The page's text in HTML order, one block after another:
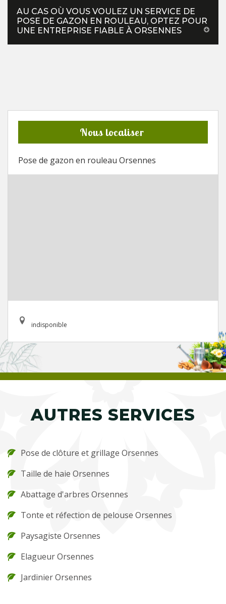
AU CAS OÙ VOUS VOULEZ UN SERVICE DE
POSE DE GAZON EN ROULEAU, OPTEZ POUR
UNE ENTREPRISE FIABLE À ORSENNES
Nous localiser
Pose de gazon en rouleau Orsennes
indisponible
AUTRES SERVICES
Pose de clôture et grillage Orsennes
Taille de haie Orsennes
Abattage d'arbres Orsennes
Tonte et réfection de pelouse Orsennes
Paysagiste Orsennes
Elagueur Orsennes
Jardinier Orsennes